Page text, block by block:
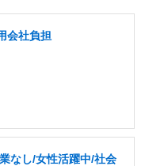
会社負担
なし/女性活躍中/社会